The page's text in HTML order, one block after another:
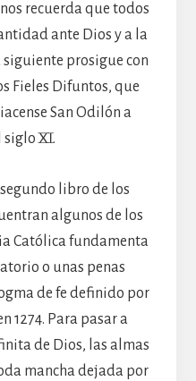
recuerda que todos
ante Dios y a la
prosigue con
Fieles Difuntos, que
San Odilón a
siglo XI.
libro de los
algunos de los
Católica fundamenta
o unas penas
de fe definido por
1274. Para pasar a
de Dios, las almas
mancha dejada por